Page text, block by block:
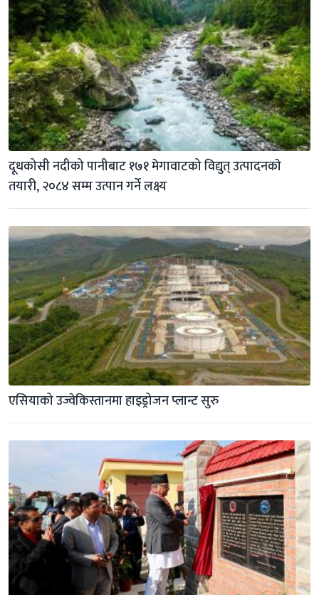
दूधकोसी नदीको पानीबाट १७१ मेगावाटको विद्युत् उत्पादनकाे
तयारी, २०८४ सम्म उत्पान गर्ने लक्ष्य
एसियाको उज्वेकिस्तानमा हाइड्रोजन प्लान्ट सुरु